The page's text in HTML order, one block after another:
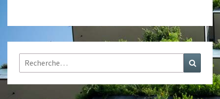
articles
Rechercher :